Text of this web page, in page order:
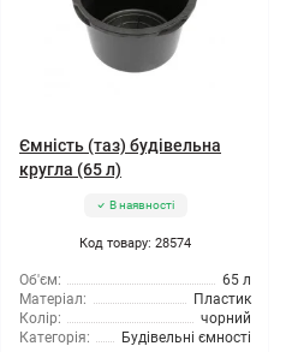
Ємність (таз) будівельна
кругла (65 л)
В наявності
Код товару: 28574
Об'єм:
65 л
Матеріал:
Пластик
Колір:
чорний
Категорія:
Будівельні ємності